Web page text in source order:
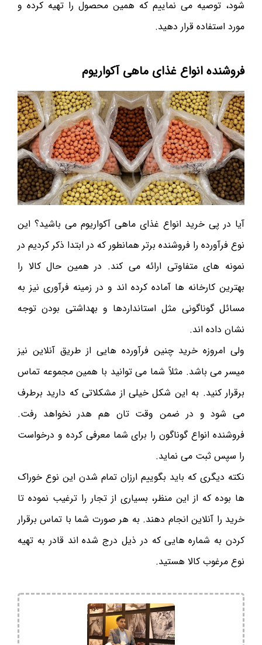
شود، توصیه می نماییم که همین محصول را تهیه کرده و
مورد استفاده قرار دهید.
فروشنده انواع غذای ماهی آکواریوم
آیا در پی خرید انواع غذای ماهی آکواریوم می باشید؟ این
نوع فرآورده را فروشنده برتر همانطور که در ابتدا ذکر کردیم در
نمونه های متفاوتی ارائه می کند. در همین حال کالا را
بهترین کارخانه ها آماده کرده اند و در زمینه فرآوری نیز به
مسائل گوناگونی مثل استانداردها و بهداشتی بودن توجه
نشان داده اند.
ولی امروزه خرید چنین فرآورده هایی از طریق آنلاین نیز
میسر می باشد. مثلاً شما می توانید با همین مجموعه تماس
برقرار کنید. به این شکل خیلی از مشکلاتی که دارید برطرف
می شود و در ضمن وقت تان‌ هم هدر نخواهد رفت.
فروشنده انواع گوناگون را برای شما معرفی کرده و درخواست
را سپس ثبت می نماید.
نکته دیگری که باید بگوییم ارزان تمام شدن این نوع خوراک
ها بوده که از این منظر، بسیاری از تجار را ترغیب نموده تا
خرید را آنلاین انجام دهند. به هر صورت شما با تماس برقرار
کردن به شماره هایی که در ذیل درج شده اند قادر به تهیه
نوع مرغوب کالا هستید.